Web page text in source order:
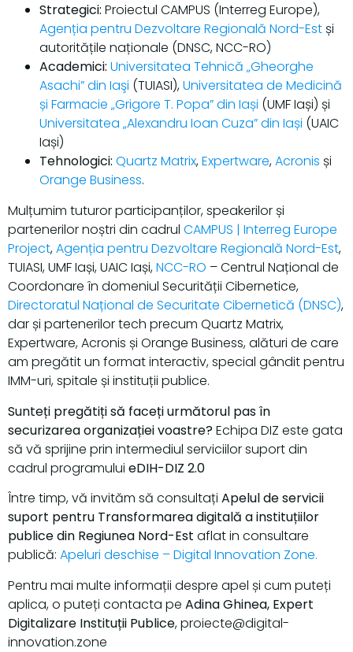
Strategici: Proiectul CAMPUS (Interreg Europe),
Agenția pentru Dezvoltare Regională Nord-Est și
autoritățile naționale (DNSC, NCC-RO)
Academici: Universitatea Tehnică „Gheorghe
Asachi” din Iaşi (TUIASI),Universitatea de Medicină
și Farmacie „Grigore T. Popa” din Iași (UMF Iași) și
Universitatea „Alexandru Ioan Cuza” din Iași (UAIC
Iași)
Tehnologici: Quartz Matrix,Expertware,Acronis și
Orange Business.
Mulțumim tuturor participanților, speakerilor și
partenerilor noștri din cadrul CAMPUS | Interreg Europe
Project,Agenția pentru Dezvoltare Regională Nord-Est,
TUIASI, UMF Iași, UAIC Iași,NCC-RO – Centrul Național de
Coordonare în domeniul Securității Cibernetice,
Directoratul Național de Securitate Cibernetică (DNSC),
dar și partenerilor tech precum Quartz Matrix,
Expertware, Acronis și Orange Business, alături de care
am pregătit un format interactiv, special gândit pentru
IMM-uri, spitale și instituții publice.
Sunteți pregătiți să faceți următorul pas în
securizarea organizației voastre?Echipa DIZ este gata
să vă sprijine prin intermediul serviciilor suport din
cadrul programului eDIH-DIZ 2.0
Între timp, vă invităm să consultați Apelul de servicii
suport pentru Transformarea digitală a instituțiilor
publice din Regiunea Nord-Est aflat in consultare
publică: Apeluri deschise – Digital Innovation Zone.
Pentru mai multe informații despre apel și cum puteți
aplica, o puteți contacta pe Adina Ghinea, Expert
Digitalizare Instituții Publice, proiecte@digital-
innovation.zone